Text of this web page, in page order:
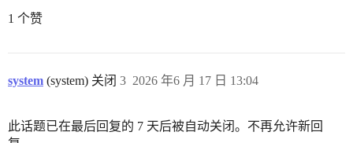
1 个赞
system (system) 关闭 2026 年6 月 17 日 13:04
3
此话题已在最后回复的 7 天后被自动关闭。不再允许新回